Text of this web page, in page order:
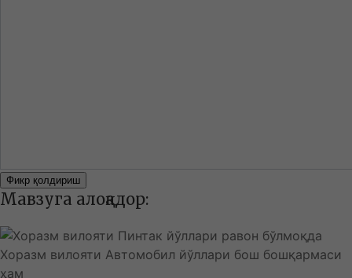
Фикр қолдириш
Мавзуга алоқадор: